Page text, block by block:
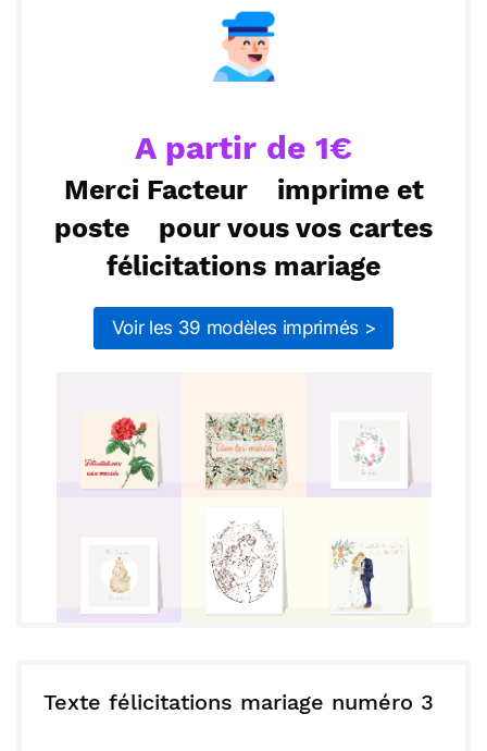
votre parcours ensemble !
Envoyer via Whatsapp
A partir de 1€
Merci Facteur
imprime et
poste
pour vous vos cartes
félicitations mariage
Voir les 39 modèles imprimés >
Texte félicitations mariage numéro 3